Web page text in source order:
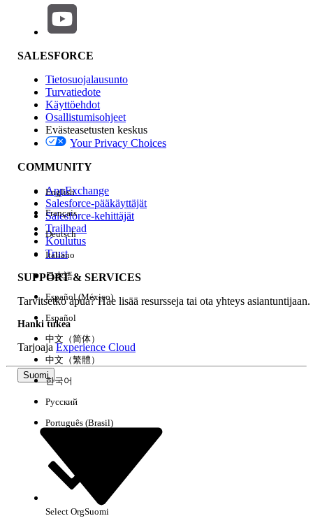
Ominaisuuden vaikutus
Edition
Kokemus
Tyhjennä kaikki Valmis
SALESFORCE
Tietosuojalausunto
Turvatiedote
Käyttöehdot
Osallistumisohjeet
Evästeasetusten keskus
Your Privacy Choices
COMMUNITY
AppExchange
Salesforce-pääkäyttäjät
Salesforce-kehittäjät
Trailhead
Koulutus
Trust
SUPPORT & SERVICES
Tarvitsetko apua? Hae lisää resursseja tai ota yhteys asiantuntijaan.
Hanki tukea
TarjoajaExperience Cloud
Suomi
English
Français
Deutsch
Italiano
日本語
Español (México)
Español
中文（简体）
中文（繁體）
한국어
Русский
Português (Brasil)
Select OrgSuomi